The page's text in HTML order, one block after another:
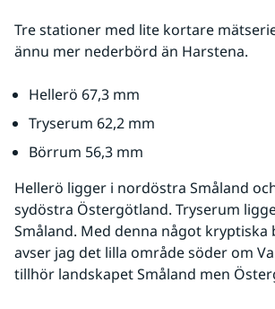
Tre stationer med lite kortare
ännu mer nederbörd än Harstena.
Hellerö 67,3 mm
Tryserum 62,2 mm
Börrum 56,3 mm
Hellerö ligger i nordöstra Småland
sydöstra Östergötland. Tryserum
Småland. Med denna något kryptiska
avser jag det lilla område söder om
tillhör landskapet Småland men